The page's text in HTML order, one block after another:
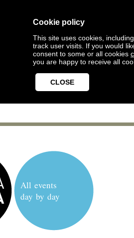
Cookie policy
This site uses cookies,
track user visits. If you would
consent to some or all cookies
you are happy to receive all
CLOSE
All events
day by day